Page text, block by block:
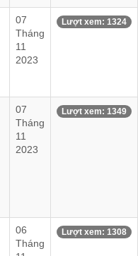
07
Tháng
11
2023
Lượt xem: 1324
07
Tháng
11
2023
Lượt xem: 1349
06
Tháng
Lượt xem: 1308